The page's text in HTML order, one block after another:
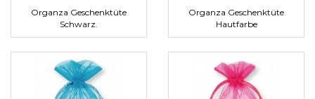
Organza Geschenktüte
Schwarz.
Organza Geschenktüte
Hautfarbe